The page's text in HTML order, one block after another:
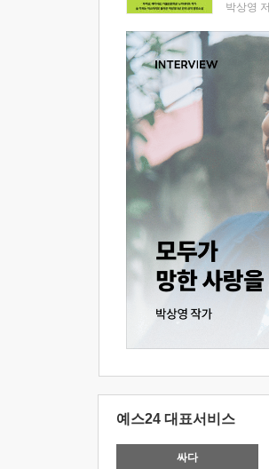
박상영 저
예스24 대표서비스
싸다